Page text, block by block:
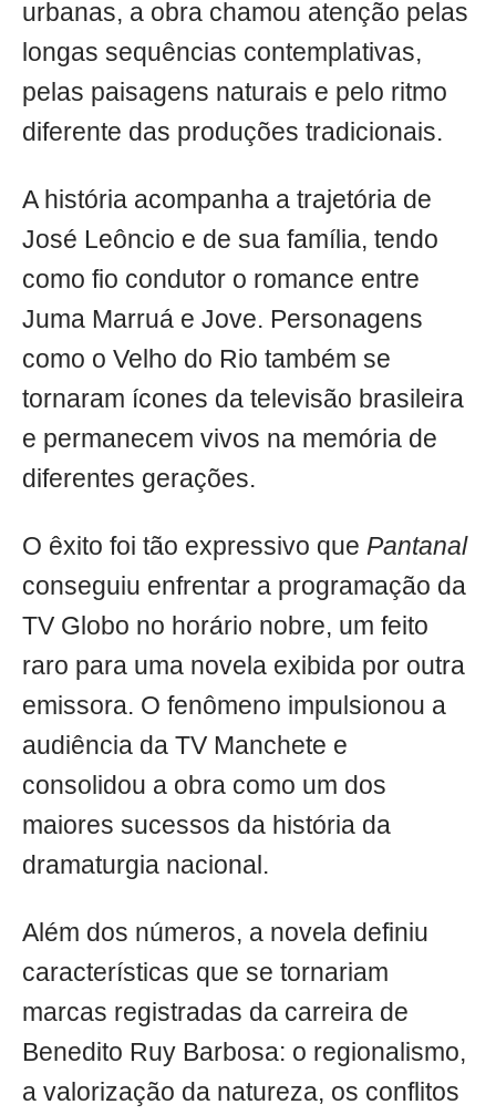
urbanas, a obra chamou atenção pelas
longas sequências contemplativas,
pelas paisagens naturais e pelo ritmo
diferente das produções tradicionais.
A história acompanha a trajetória de
José Leôncio e de sua família, tendo
como fio condutor o romance entre
Juma Marruá e Jove. Personagens
como o Velho do Rio também se
tornaram ícones da televisão brasileira
e permanecem vivos na memória de
diferentes gerações.
O êxito foi tão expressivo que Pantanal
conseguiu enfrentar a programação da
TV Globo no horário nobre, um feito
raro para uma novela exibida por outra
emissora. O fenômeno impulsionou a
audiência da TV Manchete e
consolidou a obra como um dos
maiores sucessos da história da
dramaturgia nacional.
Além dos números, a novela definiu
características que se tornariam
marcas registradas da carreira de
Benedito Ruy Barbosa: o regionalismo,
a valorização da natureza, os conflitos